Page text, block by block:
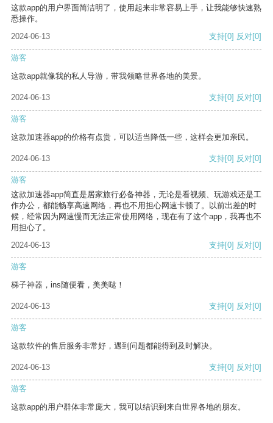
这款app的用户界面简洁明了，使用起来非常容易上手，让我能够快速熟
悉操作。
2024-06-13
支持[0] 反对[0]
游客
这款app就像我的私人导游，带我领略世界各地的美景。
2024-06-13 支持[0] 反对[0]
游客
这款加速器app的价格有点贵，可以适当降低一些，这样会更加亲民。
2024-06-13 支持[0] 反对[0]
游客
这款加速器app简直是居家旅行必备神器，无论是看视频、玩游戏还是工
作办公，都能畅享高速网络，再也不用担心网速卡顿了。以前出差的时
候，经常因为网速慢而无法正常使用网络，现在有了这个app，我再也不
用担心了。
2024-06-13
支持[0] 反对[0]
游客
梯子神器，ins随便看，美美哒！
2024-06-13 支持[0] 反对[0]
游客
这款软件的售后服务非常好，遇到问题都能得到及时解决。
2024-06-13 支持[0] 反对[0]
游客
这款app的用户群体非常庞大，我可以结识到来自世界各地的朋友。